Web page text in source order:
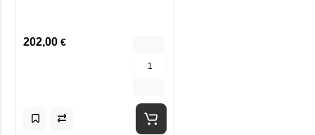
202,00 €